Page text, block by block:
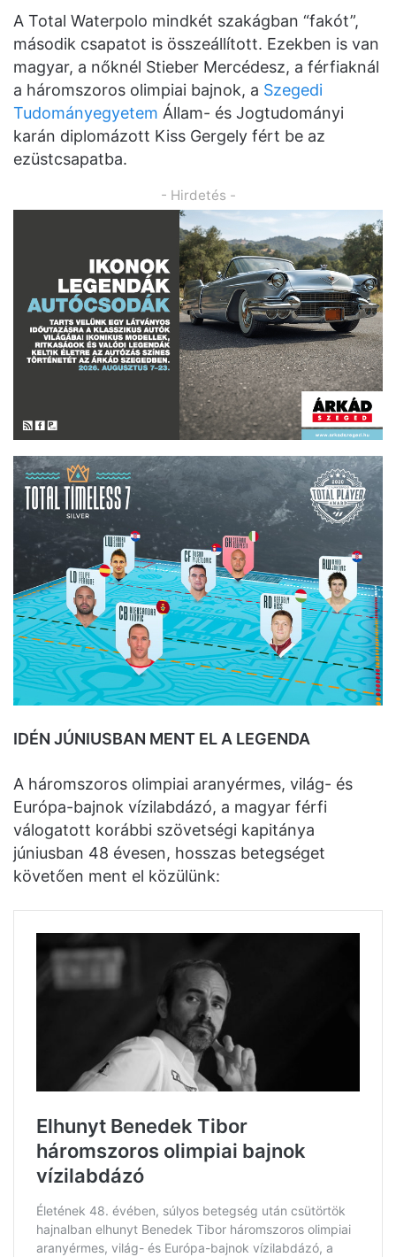
A Total Waterpolo mindkét szakágban “fakót”,
második csapatot is összeállított. Ezekben is van
magyar, a nőknél Stieber Mercédesz, a férfiaknál
a háromszoros olimpiai bajnok, a Szegedi
Tudományegyetem Állam- és Jogtudományi
karán diplomázott Kiss Gergely fért be az
ezüstcsapatba.
- Hirdetés -
IDÉN JÚNIUSBAN MENT EL A LEGENDA
A háromszoros olimpiai aranyérmes, világ- és
Európa-bajnok vízilabdázó, a magyar férfi
válogatott korábbi szövetségi kapitánya
júniusban 48 évesen, hosszas betegséget
követően ment el közülünk: